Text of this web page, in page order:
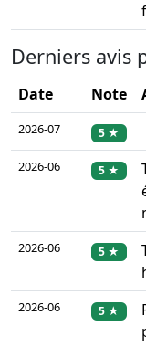
Derniers avis
Date Note
2026-07 5 ★
2026-06 5 ★
2026-06 5 ★
2026-06 5 ★